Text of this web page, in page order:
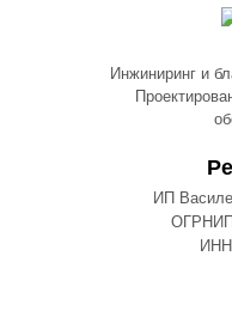
Инжиниринг и
ИП
ОГРНИП
ИНН